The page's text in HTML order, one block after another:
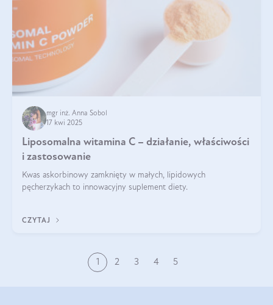
mgr inż. Anna Sobol
17 kwi 2025
Liposomalna witamina C – działanie, właściwości
i zastosowanie
Kwas askorbinowy zamknięty w małych, lipidowych
pęcherzykach to innowacyjny suplement diety.
CZYTAJ
1 2 3 4 5